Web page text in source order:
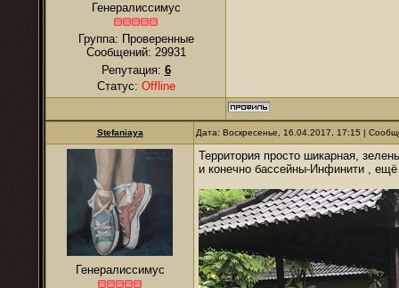
Генералиссимус
Группа: Проверенные
Сообщений: 29931
Репутация: 6
Статус: Offline
Stefaniaya Дата: Воскресенье, 16.04.2017, 17:15 |
Генералиссимус
Территория просто шикарная,
и конечно бассейны-Инфинити ,